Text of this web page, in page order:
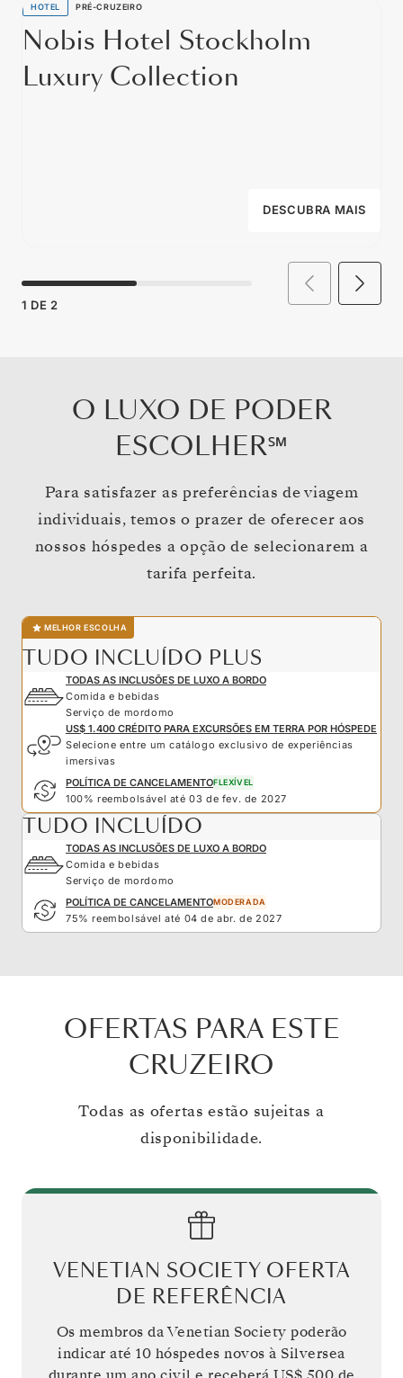
HOTEL PRÉ-CRUZEIRO
Nobis Hotel Stockholm
Luxury Collection
DESCUBRA MAIS
1 DE 2
O LUXO DE PODER
ESCOLHER℠
Para satisfazer as preferências de viagem
individuais, temos o prazer de oferecer aos
nossos hóspedes a opção de selecionarem a
tarifa perfeita.
MELHOR ESCOLHA
TUDO INCLUÍDO PLUS
TODAS AS INCLUSÕES DE LUXO A BORDO
Comida e bebidas
Serviço de mordomo
US$ 1.400 CRÉDITO PARA EXCURSÕES EM TERRA POR HÓSPEDE
Selecione entre um catálogo exclusivo de experiências
imersivas
POLÍTICA DE CANCELAMENTOFLEXÍVEL
100% reembolsável até 03 de fev. de 2027
TUDO INCLUÍDO
TODAS AS INCLUSÕES DE LUXO A BORDO
Comida e bebidas
Serviço de mordomo
POLÍTICA DE CANCELAMENTOMODERADA
75% reembolsável até 04 de abr. de 2027
OFERTAS PARA ESTE
CRUZEIRO
Todas as ofertas estão sujeitas a
disponibilidade.
VENETIAN SOCIETY OFERTA
DE REFERÊNCIA
Os membros da Venetian Society poderão
indicar até 10 hóspedes novos à Silversea